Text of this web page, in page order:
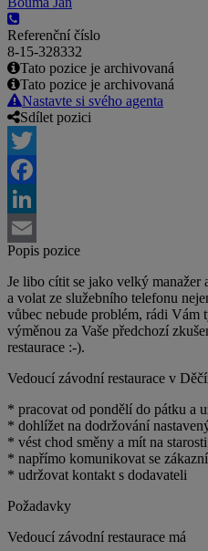
Referenční číslo
8-15-328332
Tato pozice je archivovaná
Tato pozice je archivovaná
Nastavte si svého agenta
Sdílet pozici
Twitter
Facebook
LinkedIn
Email
Popis pozice
Je libo cítit se jako velký manažer
a volat ze služebního telefonu
vůbec nebude problém, rádi Vám
výměnou za Vaše předchozí
restaurace :-).
Vedoucí závodní restaurace v
* pracovat od pondělí do pátku a
* dohlížet na dodržování
* vést chod směny a mít na
* napřímo komunikovat se
* udržovat kontakt s dodavateli
Požadavky
Vedoucí závodní restaurace má